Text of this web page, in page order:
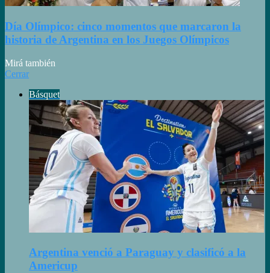
Día Olímpico: cinco momentos que marcaron la
historia de Argentina en los Juegos Olímpicos
Mirá también
Cerrar
Básquet
Argentina venció a Paraguay y clasificó a la
Americup